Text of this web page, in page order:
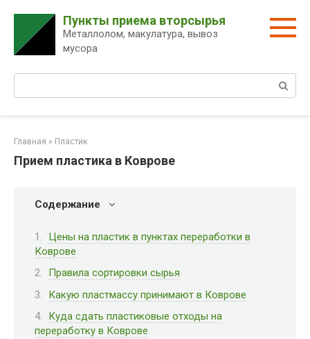
контенту
Пункты приема вторсырья
Металлолом, макулатура, вывоз
мусора
Главная » Пластик
Прием пластика в Коврове
Содержание
Цены на пластик в пунктах переработки в
Коврове
Правила сортировки сырья
Какую пластмассу принимают в Коврове
Куда сдать пластиковые отходы на
переработку в Коврове